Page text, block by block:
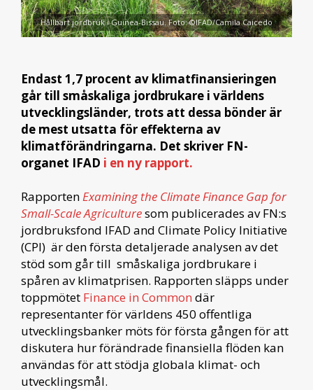
Hållbart jordbruk i Guinea-Bissau. Foto: ©IFAD/Camila Caicedo
Endast 1,7 procent av klimatfinansieringen
går till småskaliga jordbrukare i världens
utvecklingsländer, trots att dessa bönder är
de mest utsatta för effekterna av
klimatförändringarna. Det skriver FN-
organet IFAD i en ny rapport.
Rapporten Examining the Climate Finance Gap for
Small-Scale Agriculturesom publicerades av FN:s
jordbruksfond IFAD and Climate Policy Initiative
(CPI) är den första detaljerade analysen av det
stöd som går till småskaliga jordbrukare i
spåren av klimatprisen. Rapporten släpps under
toppmötet Finance in Common där
representanter för världens 450 offentliga
utvecklingsbanker möts för första gången för att
diskutera hur förändrade finansiella flöden kan
användas för att stödja globala klimat- och
utvecklingsmål.